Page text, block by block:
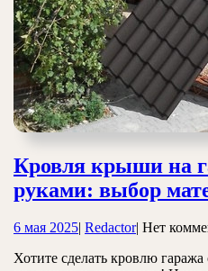
Кровля крыши на
руками: выбор
6 мая 20256
2025
| RedactorRedactor
| Нет
Хотите сделать кровлю